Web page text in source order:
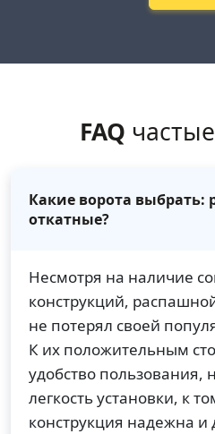
FAQ
Какие ворота
откатные?
Несмотря на наличие
конструкций,
не потерял своей
К их положительным
удобство пользования,
легкость установки, к
конструкция надежна и